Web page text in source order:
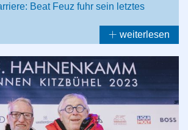
Beat Feuz fuhr sein letztes
weiterlesen